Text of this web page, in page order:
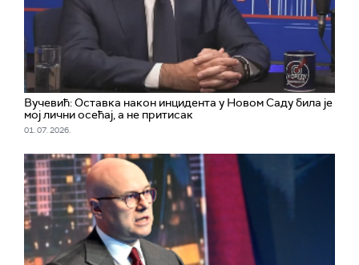
Вучевић: Оставка након инцидента у Новом Саду била је
мој лични осећај, а не притисак
01. 07. 2026.